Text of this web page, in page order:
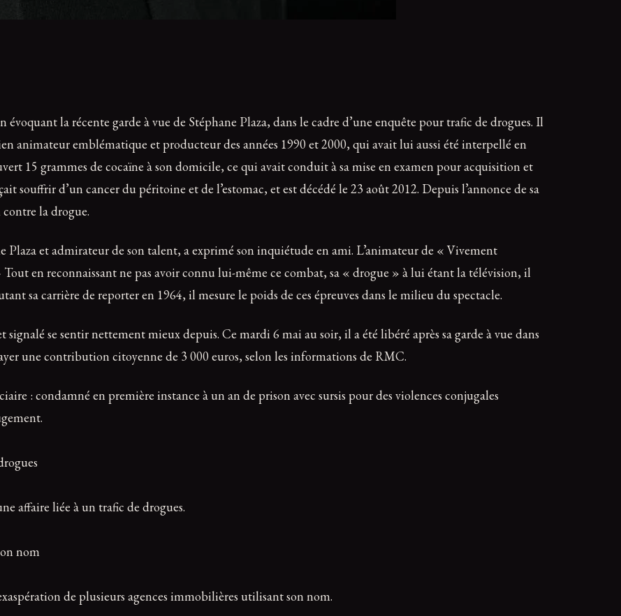
la récente garde à vue de Stéphane Plaza, dans le cadre d’une enquête pour trafic de drogues. Il
animateur emblématique et producteur des années 1990 et 2000, qui avait lui aussi été interpellé en
15 grammes de cocaïne à son domicile, ce qui avait conduit à sa mise en examen pour acquisition et
souffrir d’un cancer du péritoine et de l’estomac, et est décédé le 23 août 2012. Depuis l’annonce de sa
contre la drogue.
et admirateur de son talent, a exprimé son inquiétude en ami. L’animateur de « Vivement
en reconnaissant ne pas avoir connu lui-même ce combat, sa « drogue » à lui étant la télévision, il
sa carrière de reporter en 1964, il mesure le poids de ces épreuves dans le milieu du spectacle.
signalé se sentir nettement mieux depuis. Ce mardi 6 mai au soir, il a été libéré après sa garde à vue dans
une contribution citoyenne de 3 000 euros, selon les informations de RMC.
: condamné en première instance à un an de prison avec sursis pour des violences conjugales
affaire liée à un trafic de drogues.
de plusieurs agences immobilières utilisant son nom.